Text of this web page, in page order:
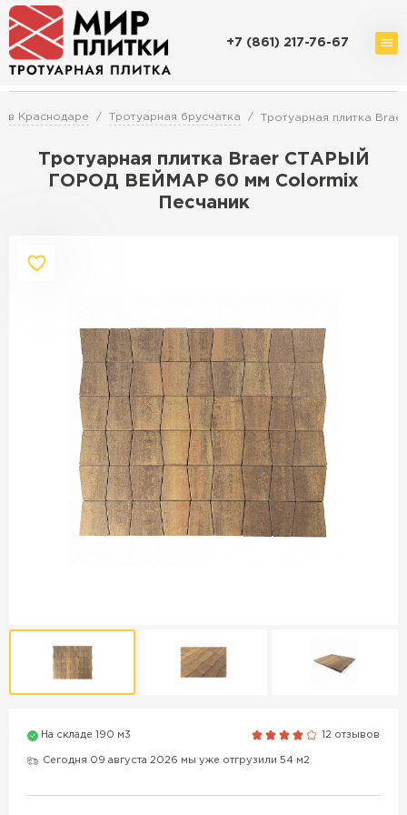
+7 (861) 217-76-67
в Краснодаре Тротуарная брусчатка Тротуарная плитка
Тротуарная плитка Braer СТАРЫЙ
ГОРОД ВЕЙМАР 60 мм Colormix
Песчаник
На складе 190 м3 12 отзывов
Сегодня 09 августа 2026 мы уже отгрузили 54 м2
Продажа бордюров в
Краснодаре
ПЕРЕЙТИ